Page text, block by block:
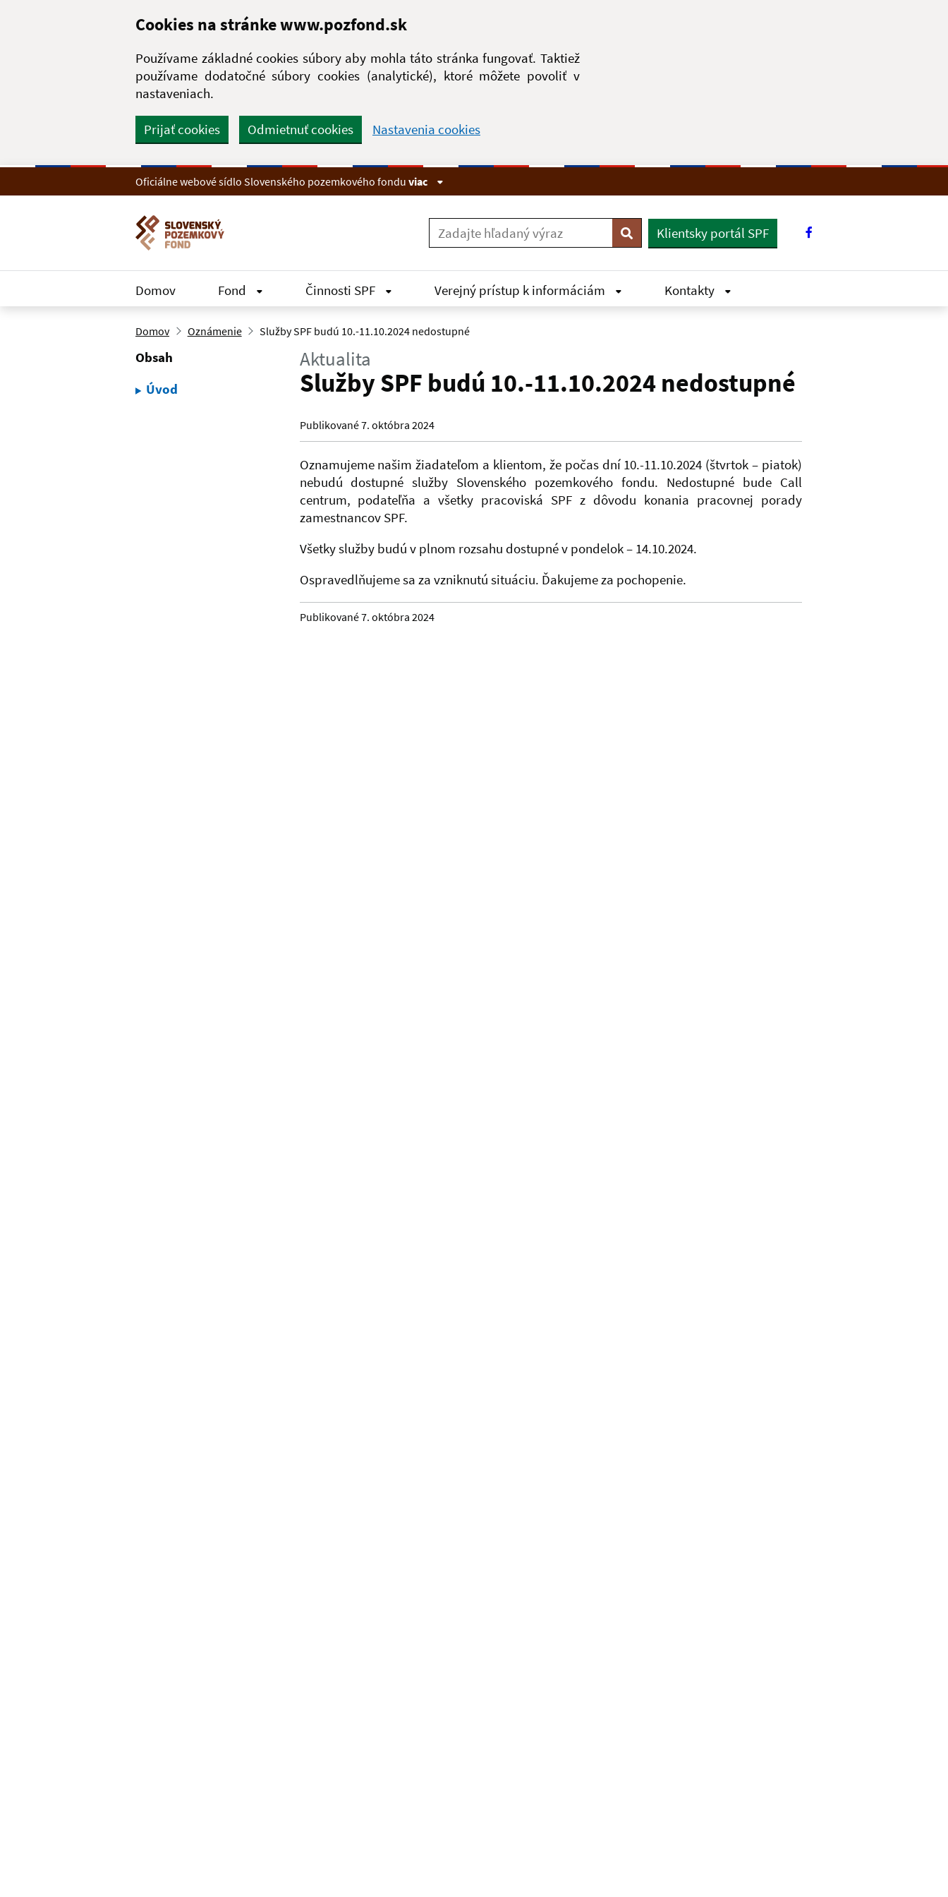
Cookies na stránke www.pozfond.sk
Používame základné cookies súbory aby mohla táto stránka fungovať. Taktiež
používame dodatočné súbory cookies (analytické), ktoré môžete povoliť v
nastaveniach.
Prijať cookies Odmietnuť cookies Nastavenia cookies
Oficiálne webové sídlo Slovenského pozemkového fondu viac
Vyhľadávanie
Klientsky portál SPF
Domov Fond Činnosti SPF Verejný prístup k informáciám Kontakty
Domov Oznámenie Služby SPF budú 10.-11.10.2024 nedostupné
Aktualita
Služby SPF budú 10.-11.10.2024 nedostupné
Publikované 7. októbra 2024
Obsah
Úvod
Oznamujeme našim žiadateľom a klientom, že počas dní 10.-11.10.2024 (štvrtok – piatok)
nebudú dostupné služby Slovenského pozemkového fondu. Nedostupné bude Call
centrum, podateľňa a všetky pracoviská SPF z dôvodu konania pracovnej porady
zamestnancov SPF.
Všetky služby budú v plnom rozsahu dostupné v pondelok – 14.10.2024.
Ospravedlňujeme sa za vzniknutú situáciu. Ďakujeme za pochopenie.
Publikované 7. októbra 2024